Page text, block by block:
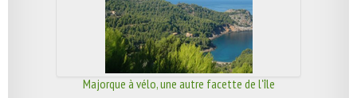
Majorque à vélo, une autre facette de l'île